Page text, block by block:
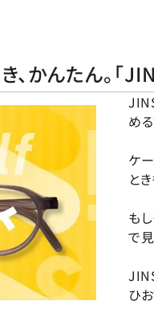
かんたん。「
め
ケ
と
も
で
ひ